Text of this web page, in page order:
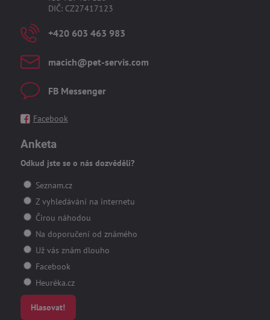
DIČ: CZ27417123
+420 603 463 983
macich​@pet-servis​.com
FB Messenger
Facebook
Anketa
Odkud jste se o nás dozvěděli?
Seznam.cz
Z vyhledávání na internetu
Čirou náhodou
Na doporučení od známého
Už vás znám dlouho
Facebook
Heuréka.cz
Hlasovat!